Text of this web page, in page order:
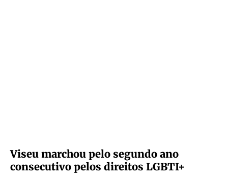
Viseu marchou pelo segundo ano
consecutivo pelos direitos LGBTI+